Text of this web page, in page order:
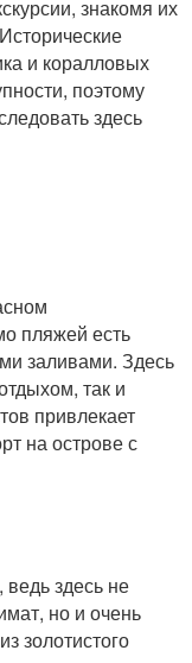
знакомя их
и коралловых
поэтому
здесь
пляжей есть
заливами. Здесь
так и
привлекает
на острове с
здесь не
но и очень
золотистого